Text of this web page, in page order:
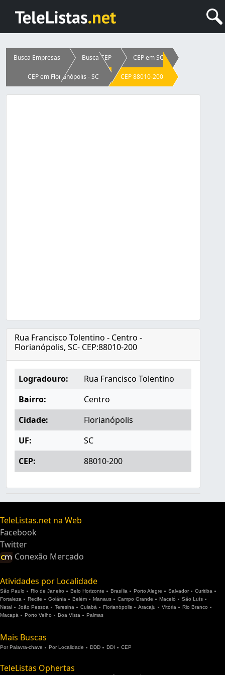
Busca Empresas Busca CEP CEP em SC
CEP em Florianópolis - SC CEP 88010-200
Rua Francisco Tolentino - Centro -
Florianópolis, SC- CEP:88010-200
Logradouro:
Rua Francisco Tolentino
Bairro:
Centro
Cidade:
Florianópolis
UF:
SC
CEP:
88010-200
TeleListas.net na Web
Facebook
Twitter
Conexão Mercado
Atividades por Localidade
São Paulo Rio de Janeiro Belo Horizonte Brasília Porto Alegre Salvador
Curitiba
Fortaleza
Recife Goiânia Belém Manaus Campo Grande Maceió
São Luís
Natal
João Pessoa Teresina Cuiabá Florianópolis Aracaju Vitória
Rio Branco
Macapá
Porto Velho Boa Vista Palmas
Mais Buscas
Por Palavra-chave Por Localidade DDD DDI CEP
TeleListas Ophertas